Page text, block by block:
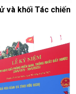
và khối Tác chiến